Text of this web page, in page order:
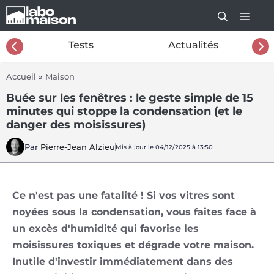
Aller
au
contenu
Tests Actualités
Accueil » Maison
Buée sur les fenêtres : le geste simple de 15
minutes qui stoppe la condensation (et le
danger des moisissures)
Par Pierre-Jean Alzieu Mis à jour le 04/12/2025 à 13:50
Ce n'est pas une fatalité ! Si vos vitres sont
noyées sous la condensation, vous faites face à
un excès d'humidité qui favorise les
moisissures toxiques et dégrade votre maison.
Inutile d'investir immédiatement dans des